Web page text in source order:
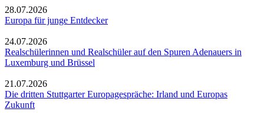
28.07.2026
Europa für junge Entdecker
24.07.2026
Realschülerinnen und Realschüler auf den Spuren Adenauers in
Luxemburg und Brüssel
21.07.2026
Die dritten Stuttgarter Europagespräche: Irland und Europas
Zukunft